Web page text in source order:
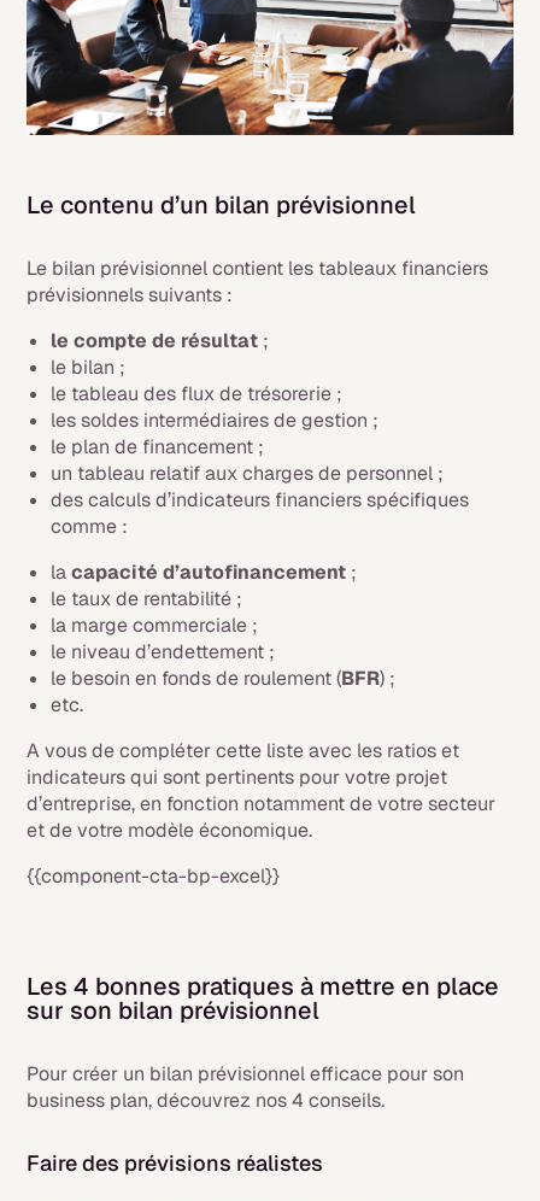
Le contenu d’un bilan prévisionnel
Le bilan prévisionnel contient les tableaux financiers
prévisionnels suivants :
le compte de résultat ;
le bilan ;
le tableau des flux de trésorerie ;
les soldes intermédiaires de gestion ;
le plan de financement ;
un tableau relatif aux charges de personnel ;
des calculs d’indicateurs financiers spécifiques
comme :
lacapacité d’autofinancement ;
le taux de rentabilité ;
la marge commerciale ;
le niveau d’endettement ;
le besoin en fonds de roulement (BFR) ;
etc.
A vous de compléter cette liste avec les ratios et
indicateurs qui sont pertinents pour votre projet
d’entreprise, en fonction notamment de votre secteur
et de votre modèle économique.
{{component-cta-bp-excel}}
Les 4 bonnes pratiques à mettre en place
sur son bilan prévisionnel
Pour créer un bilan prévisionnel efficace pour son
business plan, découvrez nos 4 conseils.
Faire des prévisions réalistes